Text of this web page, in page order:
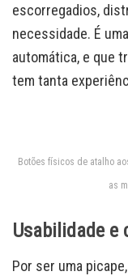
escorregadios,
necessidade. É
automática, e que
tem tanta
Botões físicos de atalho
as
Usabilidade e
Por ser uma